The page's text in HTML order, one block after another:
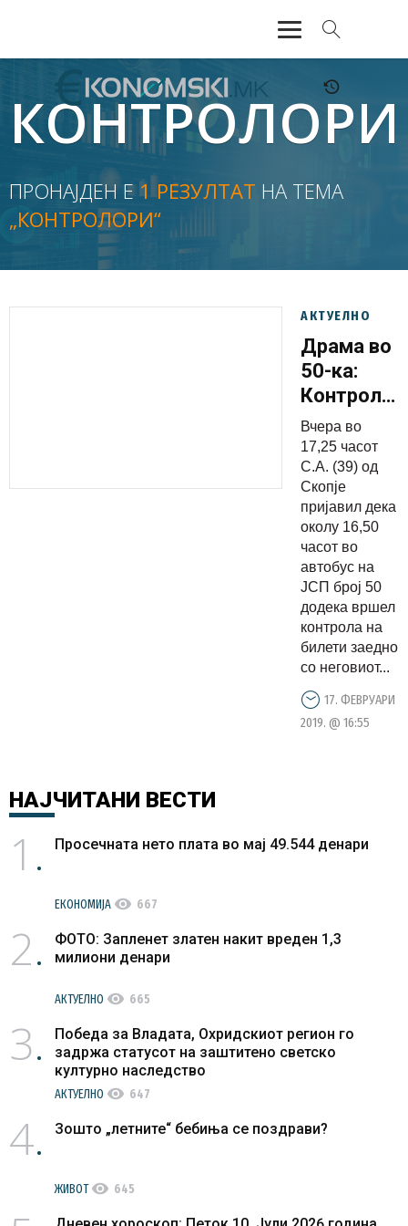
АКТУЕЛНО
ЕКОНОМИЈА
ФИНАНСИИ
БАНКАРСТВО
ЖИВОТ
КОНТРОЛОРИ
ПРОНАЈДЕН Е1 РЕЗУЛТАТ НА ТЕМА
„КОНТРОЛОРИ“
АКТУЕЛНО
Драма во
50-ка:
на ЈСП
физички
нападнати
Вчера во
17,25 часот
С.А. (39) од
Скопје
пријавил дека
околу 16,50
часот во
автобус на
ЈСП број 50
додека вршел
контрола на
билети заедно
со неговиот...
17. ФЕВРУАРИ
2019. @ 16:55
НАЈЧИТАНИ ВЕСТИ
1 Просечната нето плата во мај 49.544 денари
ЕКОНОМИЈА visibility 667
2
ФОТО: Запленет златен накит вреден 1,3
милиони денари
АКТУЕЛНО visibility 665
3
Победа за Владата, Охридскиот регион го
задржа статусот на заштитено светско
културно наследство
АКТУЕЛНО visibility 647
4 Зошто „летните“ бебиња се поздрави?
ЖИВОТvisibility 645